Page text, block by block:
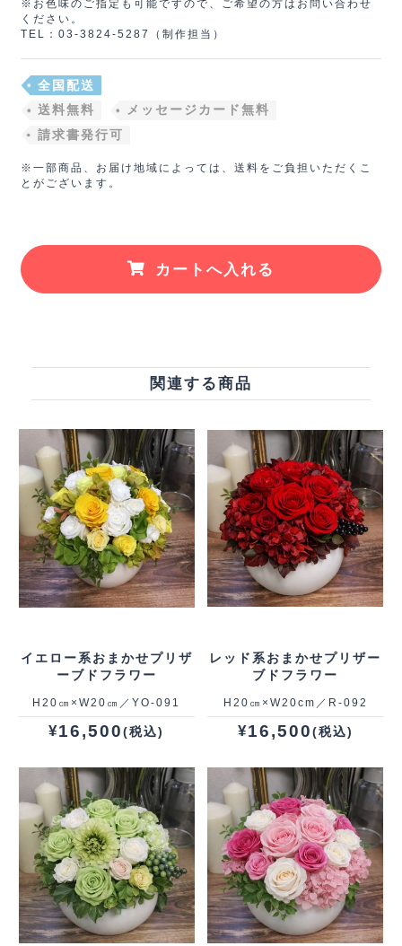
※お色味のご指定も可能ですので、ご希望の方はお問い合わせ
ください。
TEL：03-3824-5287（制作担当）
全国配送
送料無料
メッセージカード無料
請求書発行可
※一部商品、お届け地域によっては、送料をご負担いただくこ
とがございます。
カートへ入れる
関連する商品
イエロー系おまかせプリザ
ーブドフラワー
H20㎝×W20㎝／YO‐091
¥16,500(税込)
レッド系おまかせプリザー
ブドフラワー
H20㎝×W20cm／R‐092
¥16,500(税込)